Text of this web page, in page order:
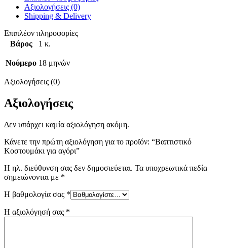
Αξιολογήσεις (0)
Shipping & Delivery
Επιπλέον πληροφορίες
Βάρος
1 κ.
Νούμερο 18 μηνών
Αξιολογήσεις (0)
Αξιολογήσεις
Δεν υπάρχει καμία αξιολόγηση ακόμη.
Κάνετε την πρώτη αξιολόγηση για το προϊόν: “Βαπτιστικό
Κοστουμάκι για αγόρι”
Η ηλ. διεύθυνση σας δεν δημοσιεύεται. Τα υποχρεωτικά πεδία
σημειώνονται με *
Η βαθμολογία σας *
Η αξιολόγησή σας *